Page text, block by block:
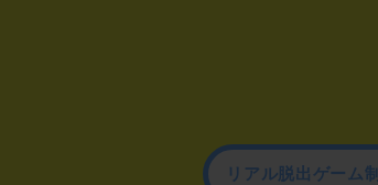
リアル脱出ゲーム